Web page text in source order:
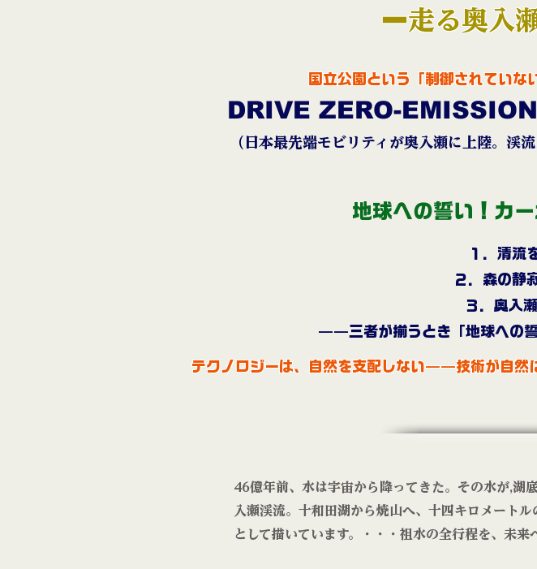
ー走る奥入
国立公園という「制御されていな
DRIVE ZERO-EMISSION
（日本最先端モビリティが奥入瀬に上陸。渓
地球への誓い！カ
１．清流
２．森の静
３．奥入
——三者が揃うとき「地球への
テクノロジーは、自然を支配しない——技術が自然
46億年前、水は宇宙から降ってきた。その水が,湖
入瀬渓流。十和田湖から焼山へ、十四キロメートル
として描いています。・・・祖水の全行程を、未